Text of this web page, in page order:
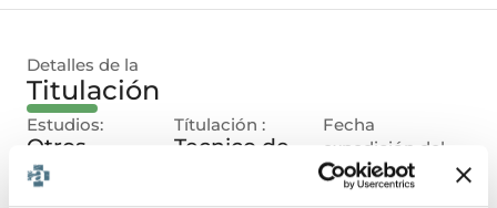
Detalles de la
Titulación
Estudios:
Otros
Títulación :
Tecnico de
Fecha
expedición del
título:
13/06/2026